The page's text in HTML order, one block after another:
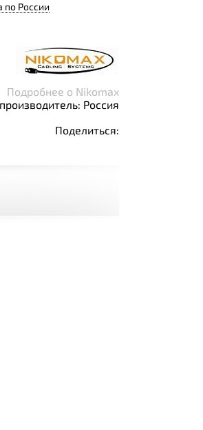
по России
Подробнее о Nikomax
Россия
Поделиться: